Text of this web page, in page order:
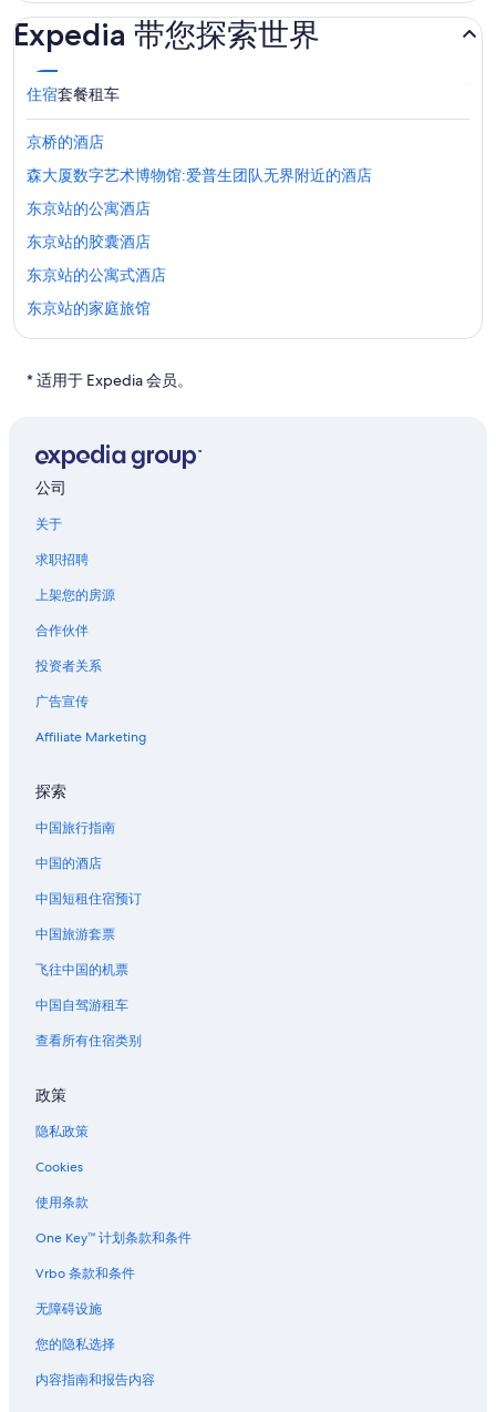
Expedia 带您探索世界
住宿套餐租车
京桥的酒店
森大厦数字艺术博物馆:爱普生团队无界附近的酒店
东京站的公寓酒店
东京站的胶囊酒店
东京站的公寓式酒店
东京站的家庭旅馆
东京站的青年旅舍
东京站附近的酒店
日本银行附近的酒店
竹芝站的青年旅舍
八丁堀的酒店
筑地场外市场附近的酒店
浜松町站附近的酒店
御茶之水的酒店
新桥站附近的酒店
位于日本桥的豪华酒店
日本桥的酒店
中银胶囊塔附近的酒店
千代田的酒店
大手町的酒店
位于新桥的Apa Hotels
位于新桥的精品酒店
位于新桥的Capsule and Sauna Century Group酒店
位于新桥的经济型酒店
位于新桥的家庭式酒店
位于新桥的历史风格酒店
位于新桥的豪华酒店
位于新桥的Marriott Hotels & Resorts
位于新桥的Prince Hotels
位于新桥的Villa Fontaine酒店
新桥的酒店
* 适用于 Expedia 会员。
公司
关于
求职招聘
上架您的房源
合作伙伴
投资者关系
广告宣传
Affiliate Marketing
探索
中国旅行指南
中国的酒店
中国短租住宿预订
中国旅游套票
飞往中国的机票
中国自驾游租车
查看所有住宿类别
政策
隐私政策
Cookies
使用条款
One Key™ 计划条款和条件
Vrbo 条款和条件
无障碍设施
您的隐私选择
内容指南和报告内容